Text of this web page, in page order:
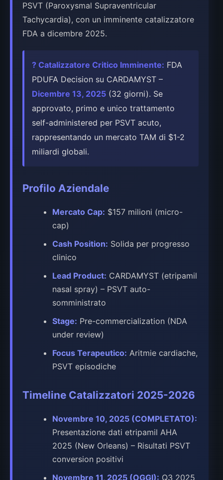
PSVT (Paroxysmal Supraventricular
Tachycardia), con un imminente catalizzatore
FDA a dicembre 2025.
? Catalizzatore Critico Imminente: FDA
PDUFA Decision su CARDAMYST –
Dicembre 13, 2025 (32 giorni). Se
approvato, primo e unico trattamento
self-administered per PSVT acuto,
rappresentando un mercato TAM di $1-2
miliardi globali.
Profilo Aziendale
Mercato Cap: $157 milioni (micro-
cap)
Cash Position: Solida per progresso
clinico
Lead Product: CARDAMYST (etripamil
nasal spray) – PSVT auto-
somministrato
Stage: Pre-commercialization (NDA
under review)
Focus Terapeutico: Aritmie cardiache,
PSVT episodiche
Timeline Catalizzatori 2025-2026
Novembre 10, 2025 (COMPLETATO):
Presentazione dati etripamil AHA
2025 (New Orleans) – Risultati PSVT
conversion positivi
Novembre 11, 2025 (OGGI): Q3 2025